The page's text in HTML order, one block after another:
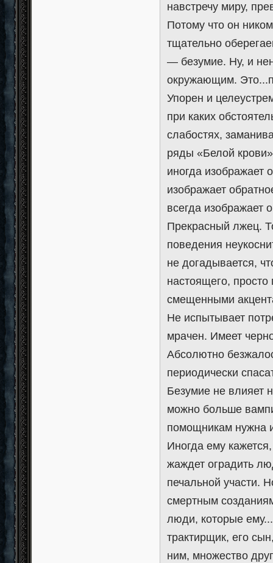
навстречу миру,
Потому что он
тщательно
— безумие. Ну, и
окружающим.
Упорен и
при каких
слабостях,
ряды «Белой
иногда изображает
изображает
всегда изображает
Прекрасный лжец.
поведения
не догадывается,
настоящего, просто
смещенными
Не испытывает
мрачен. Имеет
Абсолютно
периодически
Безумие не влияет
можно больше
помощникам нужна
Иногда ему
жаждет оградить
печальной участи.
смертным
люди, которые
трактирщик, его
ним, множество